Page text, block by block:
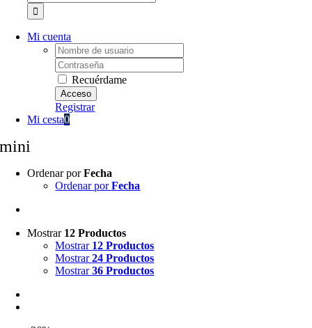
Mi cuenta
Username:
Password:
Recuérdame
Registrar
Mi cesta0
mini
Ordenar porFecha
Ordenar porFecha
Mostrar 12 Productos
Mostrar 12 Productos
Mostrar24 Productos
Mostrar36 Productos